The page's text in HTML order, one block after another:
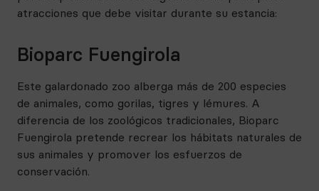
atracciones que debe visitar durante su estancia:
Bioparc Fuengirola
Este galardonado zoo alberga más de 200 especies
de animales, como gorilas, tigres y lémures. A
diferencia de los zoológicos tradicionales, Bioparc
Fuengirola pretende recrear los hábitats naturales de
sus animales y promover los esfuerzos de
conservación.